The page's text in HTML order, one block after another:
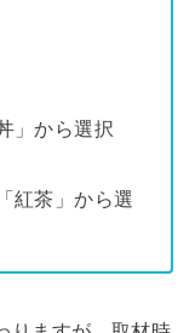
」から選択
紅茶」から選